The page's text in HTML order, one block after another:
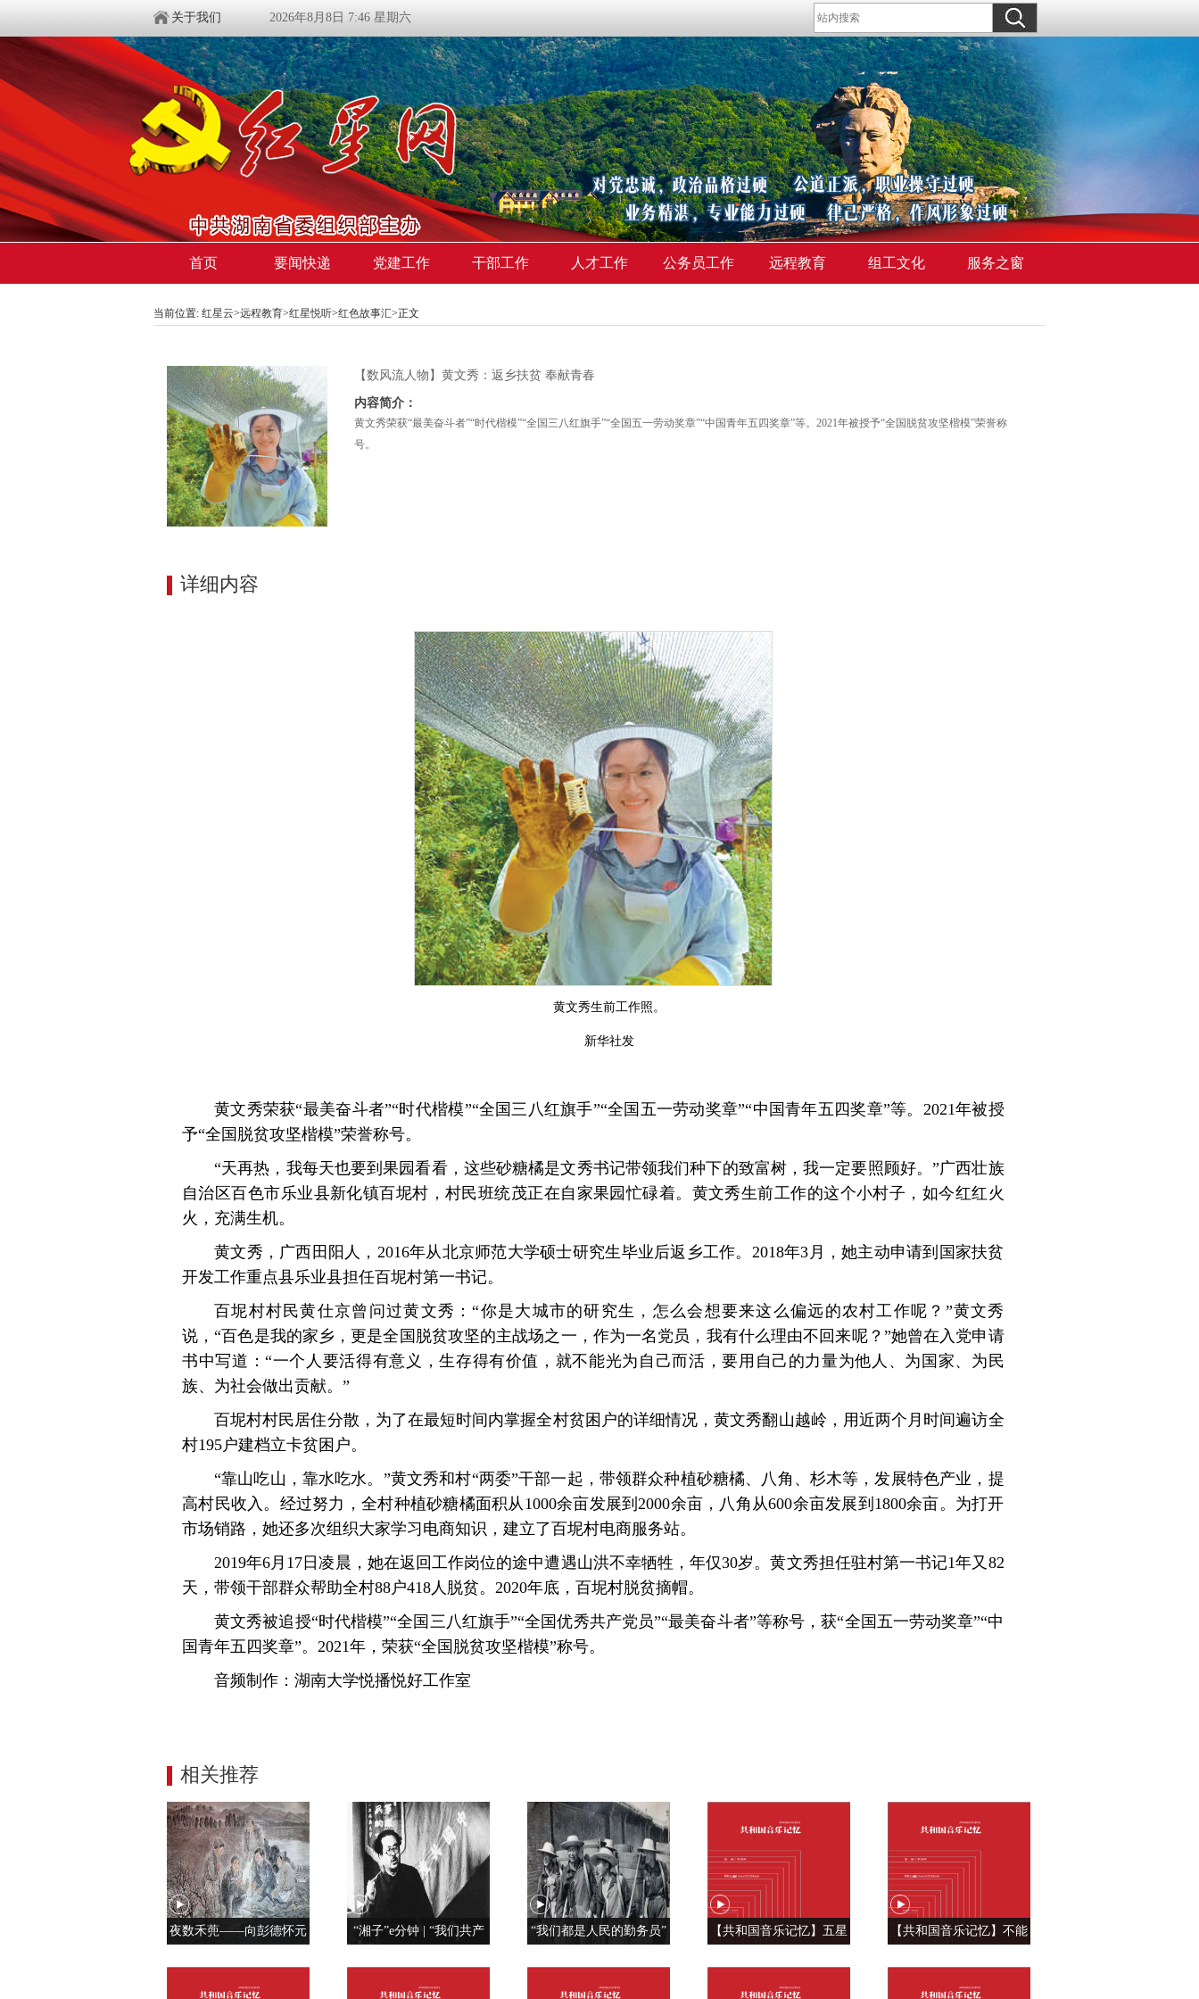
关于我们 2026年8月8日 7:46 星期六
首页 要闻快递 党建工作 干部工作 人才工作 公务员工作 远程教育 组工文化 服务之窗
当前位置: 红星云>远程教育>红星悦听>红色故事汇>正文
【数风流人物】黄文秀：返乡扶贫 奉献青春
内容简介：
黄文秀荣获“最美奋斗者”“时代楷模”“全国三八红旗手”“全国五一劳动奖章”“中国青年五四奖章”等。2021年被授予“全国脱贫攻坚楷模”荣誉称
号。
详细内容
黄文秀生前工作照。
新华社发
黄文秀荣获“最美奋斗者”“时代楷模”“全国三八红旗手”“全国五一劳动奖章”“中国青年五四奖章”等。2021年被授
予“全国脱贫攻坚楷模”荣誉称号。
“天再热，我每天也要到果园看看，这些砂糖橘是文秀书记带领我们种下的致富树，我一定要照顾好。”广西壮族
自治区百色市乐业县新化镇百坭村，村民班统茂正在自家果园忙碌着。黄文秀生前工作的这个小村子，如今红红火
火，充满生机。
黄文秀，广西田阳人，2016年从北京师范大学硕士研究生毕业后返乡工作。2018年3月，她主动申请到国家扶贫
开发工作重点县乐业县担任百坭村第一书记。
百坭村村民黄仕京曾问过黄文秀：“你是大城市的研究生，怎么会想要来这么偏远的农村工作呢？”黄文秀
说，“百色是我的家乡，更是全国脱贫攻坚的主战场之一，作为一名党员，我有什么理由不回来呢？”她曾在入党申请
书中写道：“一个人要活得有意义，生存得有价值，就不能光为自己而活，要用自己的力量为他人、为国家、为民
族、为社会做出贡献。”
百坭村村民居住分散，为了在最短时间内掌握全村贫困户的详细情况，黄文秀翻山越岭，用近两个月时间遍访全
村195户建档立卡贫困户。
“靠山吃山，靠水吃水。”黄文秀和村“两委”干部一起，带领群众种植砂糖橘、八角、杉木等，发展特色产业，提
高村民收入。经过努力，全村种植砂糖橘面积从1000余亩发展到2000余亩，八角从600余亩发展到1800余亩。为打开
市场销路，她还多次组织大家学习电商知识，建立了百坭村电商服务站。
2019年6月17日凌晨，她在返回工作岗位的途中遭遇山洪不幸牺牲，年仅30岁。黄文秀担任驻村第一书记1年又82
天，带领干部群众帮助全村88户418人脱贫。2020年底，百坭村脱贫摘帽。
黄文秀被追授“时代楷模”“全国三八红旗手”“全国优秀共产党员”“最美奋斗者”等称号，获“全国五一劳动奖章”“中
国青年五四奖章”。2021年，荣获“全国脱贫攻坚楷模”称号。
音频制作：湖南大学悦播悦好工作室
相关推荐
夜数禾蔸——向彭德怀元
“湘子”e分钟 | “我们共产
“我们都是人民的勤务员”
【共和国音乐记忆】五星
《红旗飘飘》
【共和国音乐记忆】不能
原》